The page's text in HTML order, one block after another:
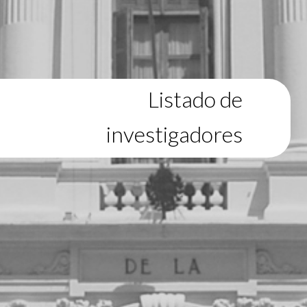
Listado de
investigadores